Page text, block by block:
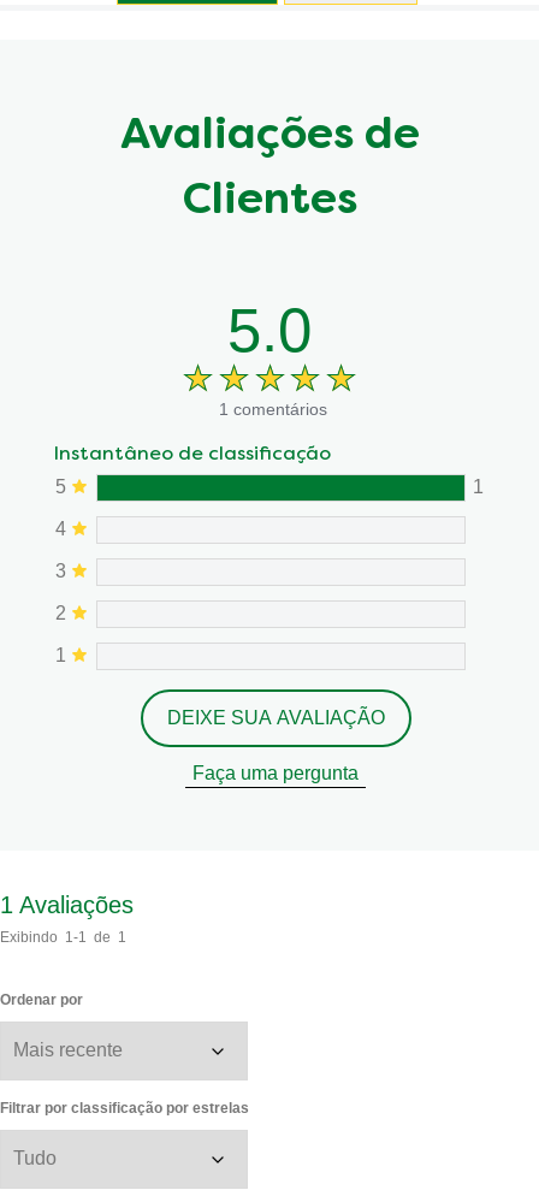
Avaliações de
Clientes
5.0
1 comentários
Instantâneo de classificação
5 1
4
3
2
1
DEIXE SUA AVALIAÇÃO
Faça uma pergunta
1 Avaliações
Exibindo 1-1 de 1
Ordenar por
Filtrar por classificação por estrelas